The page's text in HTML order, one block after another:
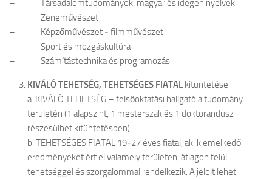
Köznevelési együttműködés a digitális módszerek és eszközök
használatának támogatására Magyarországon és a szomszédos
országokban – A projekt azonosító száma: 2023-2-HU01-KA220-
SCH-000170055
OktOpusz Kárpát-medencei oktatásszakmai műhely fejlesztése és
TESLA Projekt
Felhívás
Képgaléria
Archívum
– Társadalomtudományok, magyar és idegen nyelvek
– Zeneművészet
– Képzőművészet ‒ filmművészet
– Sport és mozgáskultúra
– Számítástechnika és programozás
KIVÁLÓ TEHETSÉG, TEHETSÉGES FIATAL kitüntetése.
a. KIVÁLÓ TEHETSÉG – felsőoktatási hallgató a tudomány
területén (1 alapszint, 1 mesterszak és 1 doktorandusz
részesülhet kitüntetésben)
b. TEHETSÉGES FIATAL 19‒27 éves fiatal, aki kiemelkedő
eredményeket ért el valamely területen, átlagon felüli
tehetséggel és szorgalommal rendelkezik. A jelölt lehet